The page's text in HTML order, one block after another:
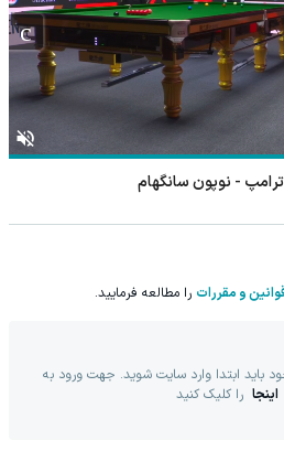
- نوپون سانگهام
و مقررات را مطالعه فرمایید.
باید ابتدا وارد سایت شوید. جهت ورود به
اینجا را کلیک کنید